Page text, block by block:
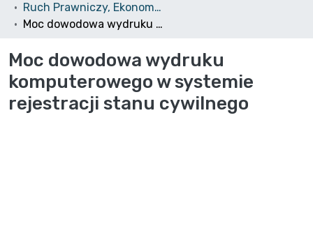
Ruch Prawniczy, Ekonomiczny i Socjologiczny, 1980, nr 1
Moc dowodowa wydruku komputerowego w systemie rejestracji stanu cywilnego
Moc dowodowa wydruku
komputerowego w systemie
rejestracji stanu cywilnego